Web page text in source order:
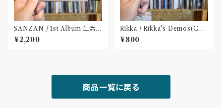
SANZAN / 1st Album 生活の
名残(CD)〝静岡県三島市〟
¥2,200
Rikka / Rikka's Demos(CD-
R)
¥800
商品一覧に戻る